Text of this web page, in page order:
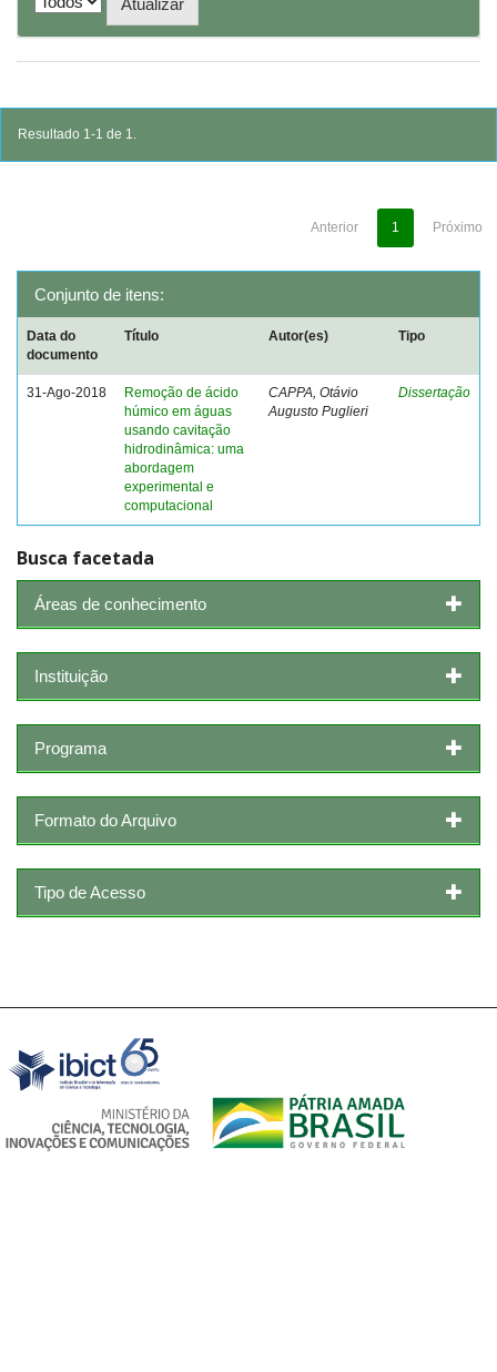
Resultado 1-1 de 1.
Anterior 1 Próximo
Conjunto de itens:
Data do
documento
Título Autor(es) Tipo
31-Ago-2018
Remoção de ácido
húmico em águas
usando cavitação
hidrodinâmica: uma
abordagem
experimental e
computacional
CAPPA, Otávio
Augusto Puglieri
Dissertação
Busca facetada
Áreas de conhecimento
Instituição
Programa
Formato do Arquivo
Tipo de Acesso